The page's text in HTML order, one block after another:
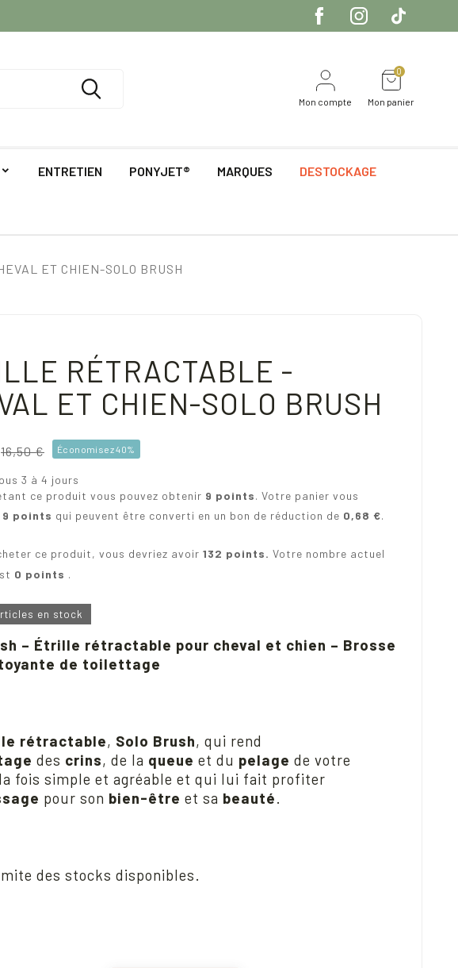
Mon compte Mon panier
0
ENTRETIEN PONYJET® MARQUES DESTOCKAGE
ET CHIEN-SOLO BRUSH
RÉTRACTABLE -
ET CHIEN-SOLO BRUSH
16,50 € Économisez 40%
3 à 4 jours
ce produit vous pouvez obtenir 9 points. Votre panier vous
9 points qui peuvent être converti en un bon de réduction de 0,68 €.
ce produit, vous devriez avoir 132 points. Votre nombre actuel
0 points .
en stock
– Étrille rétractable pour cheval et chien – Brosse
de toilettage
rétractable, Solo Brush, qui rend
des crins, de la queue et du pelage de votre
fois simple et agréable et qui lui fait profiter
pour son bien-être et sa beauté.
des stocks disponibles.